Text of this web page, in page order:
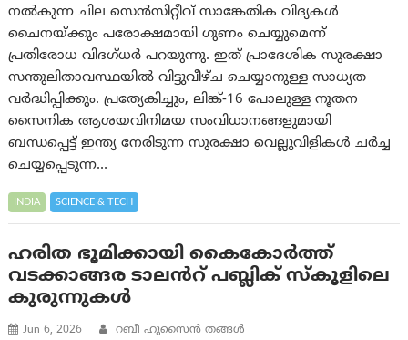
നൽകുന്ന ചില സെൻസിറ്റീവ് സാങ്കേതിക വിദ്യകൾ
ചൈനയ്ക്കും പരോക്ഷമായി ഗുണം ചെയ്യുമെന്ന്
പ്രതിരോധ വിദഗ്ധർ പറയുന്നു. ഇത് പ്രാദേശിക സുരക്ഷാ
സന്തുലിതാവസ്ഥയിൽ വിട്ടുവീഴ്ച ചെയ്യാനുള്ള സാധ്യത
വർദ്ധിപ്പിക്കും. പ്രത്യേകിച്ചും, ലിങ്ക്-16 പോലുള്ള നൂതന
സൈനിക ആശയവിനിമയ സംവിധാനങ്ങളുമായി
ബന്ധപ്പെട്ട് ഇന്ത്യ നേരിടുന്ന സുരക്ഷാ വെല്ലുവിളികൾ ചർച്ച
ചെയ്യപ്പെടുന്ന…
INDIA SCIENCE & TECH
ഹരിത ഭൂമിക്കായി കൈകോർത്ത്
വടക്കാങ്ങര ടാലൻറ് പബ്ലിക് സ്കൂളിലെ
കുരുന്നുകൾ
Jun 6, 2026 റബീ ഹുസൈന്‍ തങ്ങള്‍